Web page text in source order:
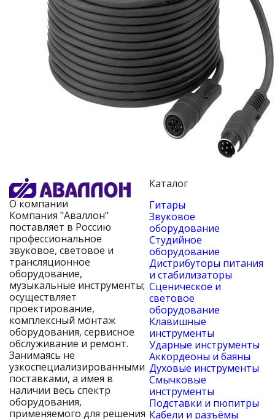
О компании
Компания "Аваллон"
поставляет в Россию
профессиональное
звуковое, световое и
трансляционное
оборудование,
музыкальные инструменты;
осуществляет
проектирование,
комплексный монтаж
оборудования, сервисное
обслуживание и ремонт.
Занимаясь не
узкоспециализированными
поставками, а имея в
наличии весь спектр
оборудования,
применяемого для решения
Каталог
Гитары
Звуковое
оборудование
Студийное
оборудование
Дистрибуторы питания
и стабилизаторы
Сценическое и
световое
оборудование
Клавишные
инструменты
Ударные инструменты
Аккордеоны и баяны
Духовые инструменты
Смычковые
инструменты
Подставки и пюпитры
Кабели и разъёмы